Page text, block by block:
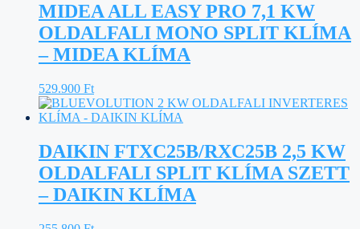
MIDEA ALL EASY PRO 7,1 KW
OLDALFALI MONO SPLIT KLÍMA
– MIDEA KLÍMA
529.900 Ft
DAIKIN FTXC25B/RXC25B 2,5 KW
OLDALFALI SPLIT KLÍMA SZETT
– DAIKIN KLÍMA